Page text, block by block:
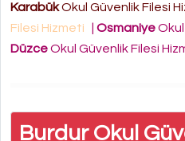
KarabükOkul Güvenlik Filesi
Filesi Hizmeti
Osmaniye
DüzceOkul Güvenlik Filesi
Burdur Okul